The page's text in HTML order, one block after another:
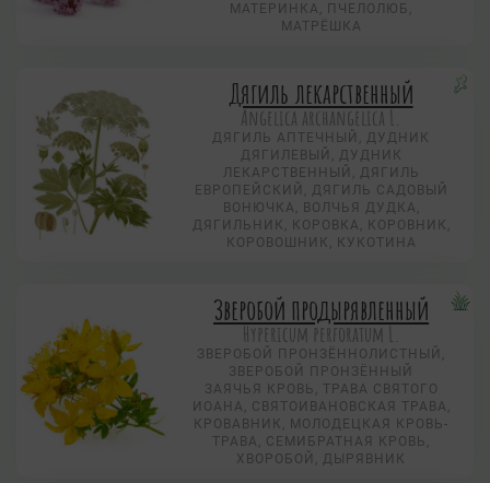
МАТЕРИНКА, ПЧЕЛОЛЮБ,
МАТРЁШКА
Дягиль лекарственный
Angelica archangelica L.
ДЯГИЛЬ АПТЕЧНЫЙ, ДУДНИК
ДЯГИЛЕВЫЙ, ДУДНИК
ЛЕКАРСТВЕННЫЙ, ДЯГИЛЬ
ЕВРОПЕЙСКИЙ, ДЯГИЛЬ САДОВЫЙ
ВОНЮЧКА, ВОЛЧЬЯ ДУДКА,
ДЯГИЛЬНИК, КОРОВКА, КОРОВНИК,
КОРОВОШНИК, КУКОТИНА
Зверобой продырявленный
Hypericum perforatum L.
ЗВЕРОБОЙ ПРОНЗЁННОЛИСТНЫЙ,
ЗВЕРОБОЙ ПРОНЗЁННЫЙ
ЗАЯЧЬЯ КРОВЬ, ТРАВА СВЯТОГО
ИОАНА, СВЯТОИВАНОВСКАЯ ТРАВА,
КРОВАВНИК, МОЛОДЕЦКАЯ КРОВЬ-
ТРАВА, СЕМИБРАТНАЯ КРОВЬ,
ХВОРОБОЙ, ДЫРЯВНИК